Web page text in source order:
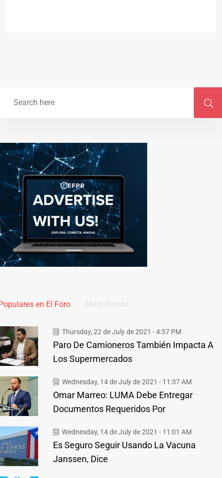
en El Foro Most Recent
Thursday, 22 de July de 2021 - 4:57 PM
Paro De Camioneros También Impacta A
Los Supermercados
Wednesday, 14 de July de 2021 - 11:37 AM
Omar Marreo: LUMA Debe Entregar
Documentos Requeridos Por
Wednesday, 14 de July de 2021 - 11:01 AM
Es Seguro Seguir Usando La Vacuna
Janssen, Dice